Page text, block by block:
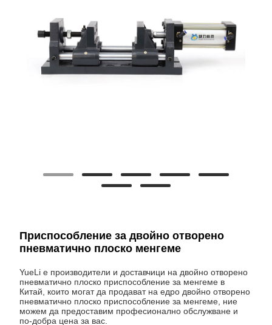
Приспособление за двойно отворено
пневматично плоско менгеме
YueLi е производители и доставчици на двойно отворено
пневматично плоско приспособление за менгеме в
Китай, които могат да продават на едро двойно отворено
пневматично плоско приспособление за менгеме, ние
можем да предоставим професионално обслужване и
по-добра цена за вас.